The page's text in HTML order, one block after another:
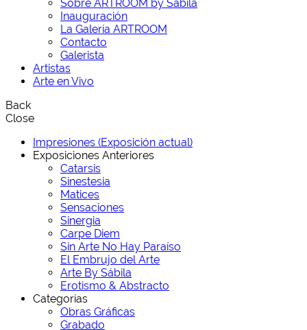
Sobre ARTROOM by Sábila
Inauguración
La Galería ARTROOM
Contacto
Galerista
Artistas
Arte en Vivo
Back
Close
Impresiones (Exposición actual)
Exposiciones Anteriores
Catarsis
Sinestesia
Matices
Sensaciones
Sinergia
Carpe Diem
Sin Arte No Hay Paraíso
El Embrujo del Arte
Arte By Sábila
Erotismo & Abstracto
Categorías
Obras Gráficas
Grabado